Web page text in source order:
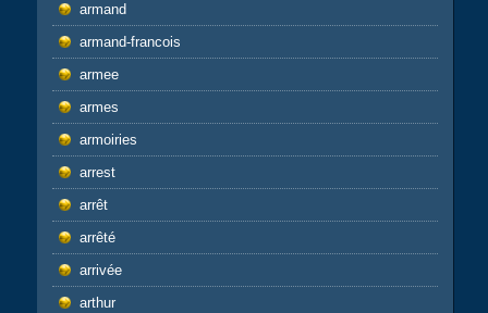
armand
armand-francois
armee
armes
armoiries
arrest
arrêt
arrêté
arrivée
arthur